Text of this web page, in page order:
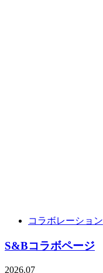
コラボレーション
S&Bコラボページ
2026.07